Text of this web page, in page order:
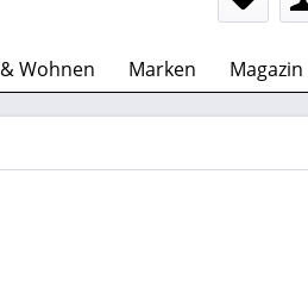
Wohnen Marken Magazin